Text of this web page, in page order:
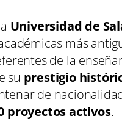
Universidad de
más
de la
su prestigio
de
proyectos activos.